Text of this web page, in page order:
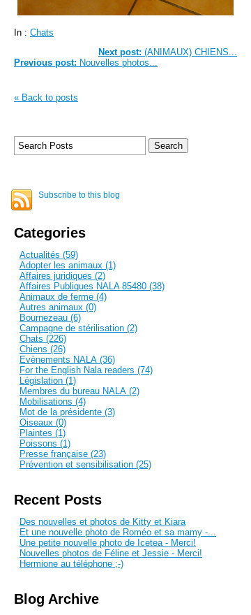
In : Chats
Next post: (ANIMAUX) CHIENS...
Previous post: Nouvelles photos...
« Back to posts
Subscribe to this blog
Categories
Actualités (59)
Adopter les animaux (1)
Affaires juridiques (2)
Affaires Publiques NALA 85480 (38)
Animaux de ferme (4)
Autres animaux (0)
Bournezeau (6)
Campagne de stérilisation (2)
Chats (226)
Chiens (26)
Evènements NALA (36)
For the English Nala readers (74)
Législation (1)
Membres du bureau NALA (2)
Mobilisations (4)
Mot de la présidente (3)
Oiseaux (0)
Plaintes (1)
Poissons (1)
Presse française (23)
Prévention et sensibilisation (25)
Recent Posts
Des nouvelles et photos de Kitty et Kiara
Et une nouvelle photo de Roméo et sa mamy -...
Une petite nouvelle photo de Icetea - Merci!
Nouvelles photos de Féline et Jessie - Merci!
Hermione au téléphone ;-)
Blog Archive